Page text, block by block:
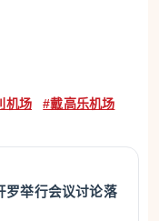
机场 #戴高乐机场
罗举行会议讨论落